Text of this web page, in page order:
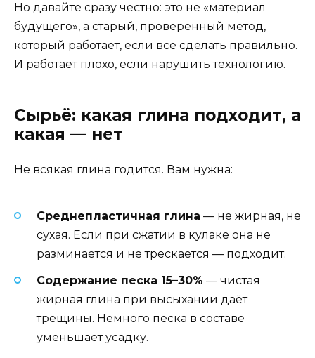
Но давайте сразу честно: это не «материал
будущего», а старый, проверенный метод,
который работает, если всё сделать правильно.
И работает плохо, если нарушить технологию.
Сырьё: какая глина подходит, а
какая — нет
Не всякая глина годится. Вам нужна:
Среднепластичная глина — не жирная, не
сухая. Если при сжатии в кулаке она не
разминается и не трескается — подходит.
Содержание песка 15–30% — чистая
жирная глина при высыхании даёт
трещины. Немного песка в составе
уменьшает усадку.